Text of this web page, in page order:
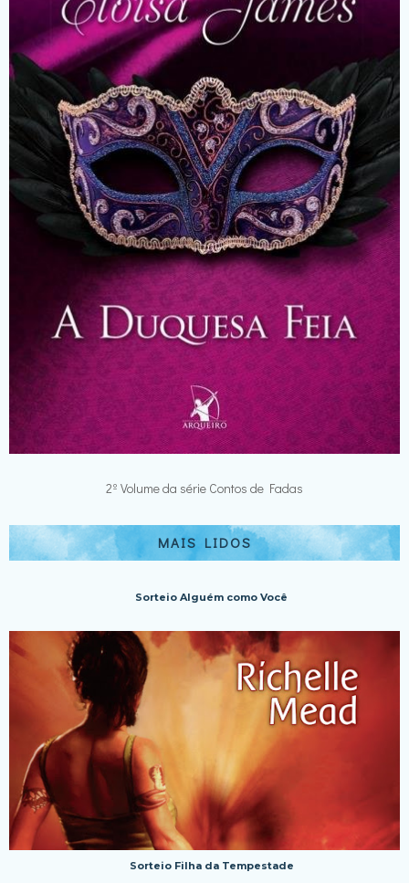
2º Volume da série Contos de Fadas
MAIS LIDOS
Sorteio Alguém como Você
Sorteio Filha da Tempestade